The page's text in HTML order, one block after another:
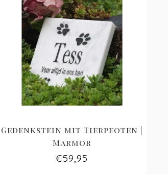
Gedenkstein mit Tierpfoten |
Marmor
€59,95